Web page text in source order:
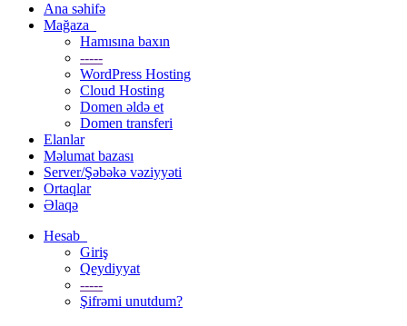
Ana səhifə
Mağaza
Hamısına baxın
-----
WordPress Hosting
Cloud Hosting
Domen əldə et
Domen transferi
Elanlar
Məlumat bazası
Server/Şəbəkə vəziyyəti
Ortaqlar
Əlaqə
Hesab
Giriş
Qeydiyyat
-----
Şifrəmi unutdum?